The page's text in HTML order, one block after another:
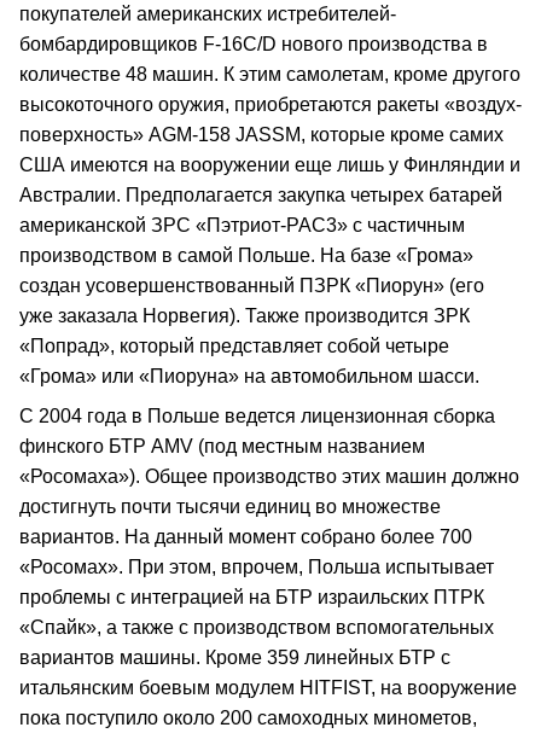
покупателей американских истребителей-
бомбардировщиков F-16С/D нового производства в
количестве 48 машин. К этим самолетам, кроме другого
высокоточного оружия, приобретаются ракеты «воздух-
поверхность» AGM-158 JASSM, которые кроме самих
США имеются на вооружении еще лишь у Финляндии и
Австралии. Предполагается закупка четырех батарей
американской ЗРС «Пэтриот-РАС3» с частичным
производством в самой Польше. На базе «Грома»
создан усовершенствованный ПЗРК «Пиорун» (его
уже заказала Норвегия). Также производится ЗРК
«Попрад», который представляет собой четыре
«Грома» или «Пиоруна» на автомобильном шасси.
С 2004 года в Польше ведется лицензионная сборка
финского БТР АМV (под местным названием
«Росомаха»). Общее производство этих машин должно
достигнуть почти тысячи единиц во множестве
вариантов. На данный момент собрано более 700
«Росомах». При этом, впрочем, Польша испытывает
проблемы с интеграцией на БТР израильских ПТРК
«Спайк», а также с производством вспомогательных
вариантов машины. Кроме 359 линейных БТР с
итальянским боевым модулем HITFIST, на вооружение
пока поступило около 200 самоходных минометов,